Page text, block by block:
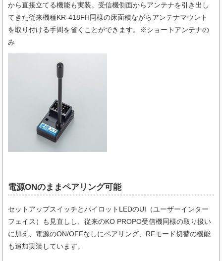
から直接立てる機能も実装。受信機側面からアンテナを引き出し
てきた従来機種KR-418FH同様の床面積ながらアンテナマウント
を取り付ける手間を省くことができます。※ショートアンテナの
み
電源ONのままペアリング可能
セットアップスイッチとパイロットLEDのUI（ユーザーインター
フェイス）も見直しし、従来のKO PROPO受信機同様の取り扱い
に加え、電源のON/OFFなしにペアリング、RFモード切替の機能
も追加実装しています。